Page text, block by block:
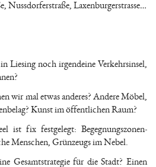
Nussdorferstraße, Laxenburgerstrasse…
Liesing noch irgendeine Verkehrsinsel,
wir mal etwas anderes? Andere Möbel,
Kunst im öffentlichen Raum?
ist fix festgelegt: Begegnungszonen-
Menschen, Grünzeugs im Nebel.
Gesamtstrategie für die Stadt? Einen